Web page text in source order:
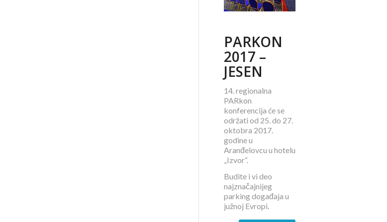
PARKON
2017 –
JESEN
14. regionalna
PARkon
konferencija će se
održati od 25. do 27.
oktobra 2017.
godine u
Aranđelovcu u hotelu
„Izvor“.
Budite i vi deo
najznačajnijeg
parking događaja u
južnoj Evropi.